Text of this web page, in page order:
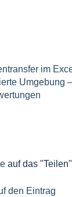
im
Umgebung –
auf das
den Eintrag